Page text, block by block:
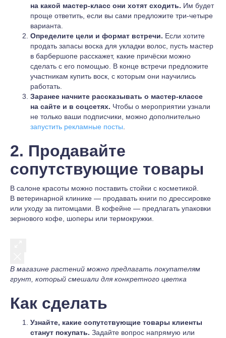
на какой мастер-класс они хотят сходить. Им будет
проще ответить, если вы сами предложите три-четыре
варианта.
Определите цели и формат встречи. Если хотите
продать запасы воска для укладки волос, пусть мастер
в барбершопе расскажет, какие причёски можно
сделать с его помощью. В конце встречи предложите
участникам купить воск, с которым они научились
работать.
Заранее начните рассказывать о мастер-классе
на сайте и в соцсетях. Чтобы о мероприятии узнали
не только ваши подписчики, можно дополнительно
запустить рекламные посты
2. Продавайте
сопутствующие товары
В салоне красоты можно поставить стойки с косметикой.
В ветеринарной клинике — продавать книги по дрессировке
или уходу за питомцами. В кофейне — предлагать упаковки
зернового кофе, шоперы или термокружки.
В магазине растений можно предлагать покупателям
грунт, который смешали для конкретного цветка
Как сделать
Узнайте, какие сопутствующие товары клиенты
станут покупать. Задайте вопрос напрямую или